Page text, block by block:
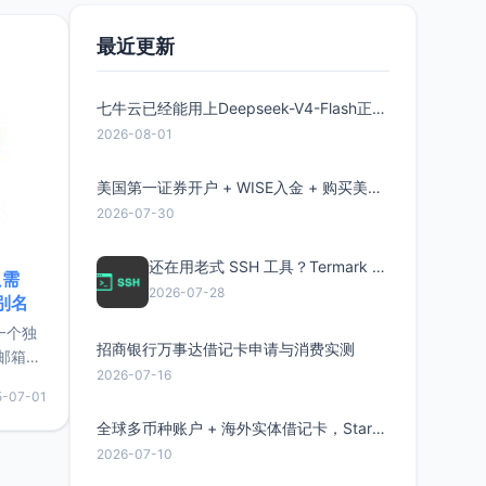
名
个独
箱等
较有
惠的
07-01
最近更新
七牛云已经能用上Deepseek-V4-Flash正式版了，点此领取300万Token
2026-08-01
美国第一证券开户 + WISE入金 + 购买美股全流程分享
2026-07-30
还在用老式 SSH 工具？Termark 新一代跨平台智能SSH客户端了解一下
2026-07-28
招商银行万事达借记卡申请与消费实测
2026-07-16
全球多币种账户 + 海外实体借记卡，Starryblu开户教程与注意事项
2026-07-10